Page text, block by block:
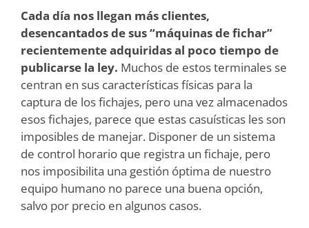
Cada día nos llegan más clientes,
desencantados de sus “máquinas de fichar”
recientemente adquiridas al poco tiempo de
publicarse la ley. Muchos de estos terminales se
centran en sus características físicas para la
captura de los fichajes, pero una vez almacenados
esos fichajes, parece que estas casuísticas les son
imposibles de manejar. Disponer de un sistema
de control horario que registra un fichaje, pero
nos imposibilita una gestión óptima de nuestro
equipo humano no parece una buena opción,
salvo por precio en algunos casos.